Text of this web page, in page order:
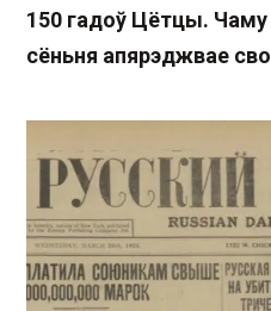
150 гадоў Цётцы. Чаму
сёньня апярэджвае